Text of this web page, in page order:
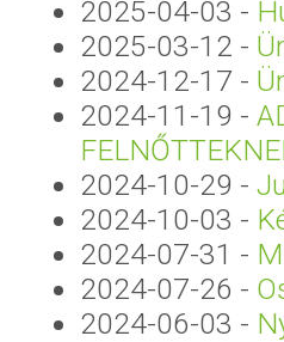
2025-04-03 -
2025-03-12 -
2024-12-17 -
2024-11-19 -
2024-10-29 -
2024-10-03 -
2024-07-31 -
2024-07-26 -
2024-06-03 -